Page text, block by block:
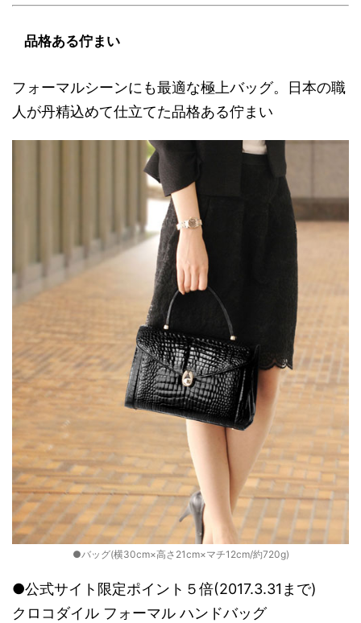
品格ある佇まい
フォーマルシーンにも最適な極上バッグ。日本の職
人が丹精込めて仕立てた品格ある佇まい
●バッグ(横30cm×高さ21cm×マチ12cm/約720g)
●公式サイト限定ポイント５倍(2017.3.31まで)
クロコダイル フォーマル ハンドバッグ